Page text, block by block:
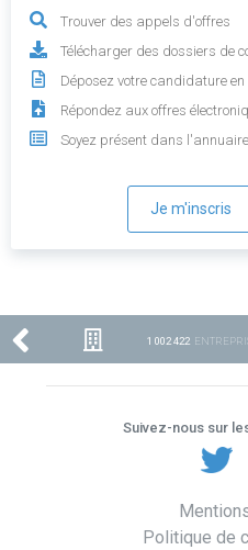
Trouver des appels d'offres
Télécharger des dossiers de
Déposez votre candidature en
Répondez aux offres
Soyez présent dans l'annuaire
Je m'inscris
1 002 422
Suivez-nous sur
Politique de